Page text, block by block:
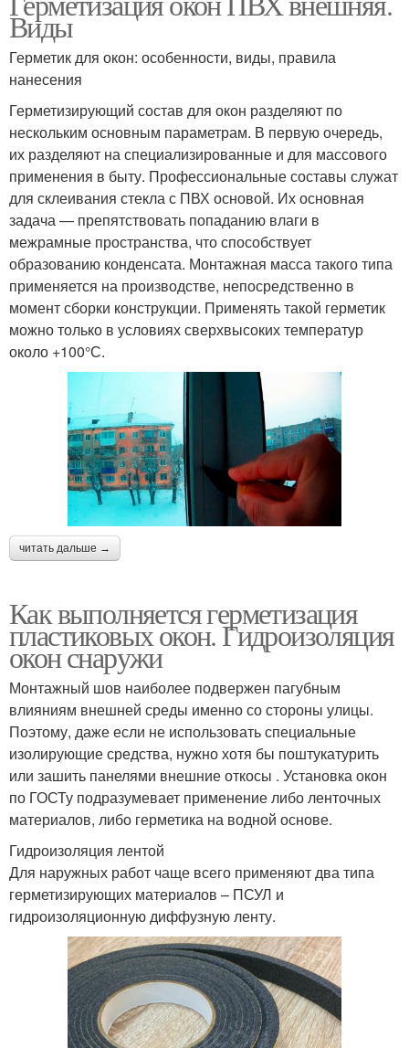
Виды
Герметик для окон: особенности, виды, правила
нанесения
Герметизирующий состав для окон разделяют по
нескольким основным параметрам. В первую очередь,
их разделяют на специализированные и для массового
применения в быту. Профессиональные составы служат
для склеивания стекла с ПВХ основой. Их основная
задача — препятствовать попаданию влаги в
межрамные пространства, что способствует
образованию конденсата. Монтажная масса такого типа
применяется на производстве, непосредственно в
момент сборки конструкции. Применять такой герметик
можно только в условиях сверхвысоких температур
около +100°С.
читать дальше →
Как выполняется герметизация
пластиковых окон. Гидроизоляция
окон снаружи
Монтажный шов наиболее подвержен пагубным
влияниям внешней среды именно со стороны улицы.
Поэтому, даже если не использовать специальные
изолирующие средства, нужно хотя бы поштукатурить
или зашить панелями внешние откосы . Установка окон
по ГОСТу подразумевает применение либо ленточных
материалов, либо герметика на водной основе.
Гидроизоляция лентой
Для наружных работ чаще всего применяют два типа
герметизирующих материалов – ПСУЛ и
гидроизоляционную диффузную ленту.